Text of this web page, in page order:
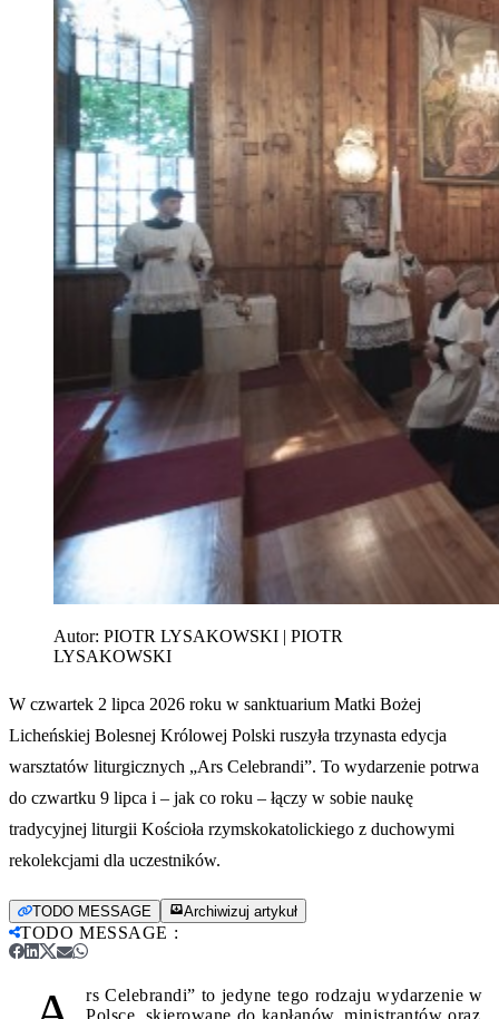
Autor: PIOTR LYSAKOWSKI | PIOTR
LYSAKOWSKI
W czwartek 2 lipca 2026 roku w sanktuarium Matki Bożej
Licheńskiej Bolesnej Królowej Polski ruszyła trzynasta edycja
warsztatów liturgicznych „Ars Celebrandi”. To wydarzenie potrwa
do czwartku 9 lipca i – jak co roku – łączy w sobie naukę
tradycyjnej liturgii Kościoła rzymskokatolickiego z duchowymi
rekolekcjami dla uczestników.
TODO MESSAGE Archiwizuj artykuł
TODO MESSAGE :
rs Celebrandi” to jedyne tego rodzaju wydarzenie w
Polsce, skierowane do kapłanów, ministrantów oraz